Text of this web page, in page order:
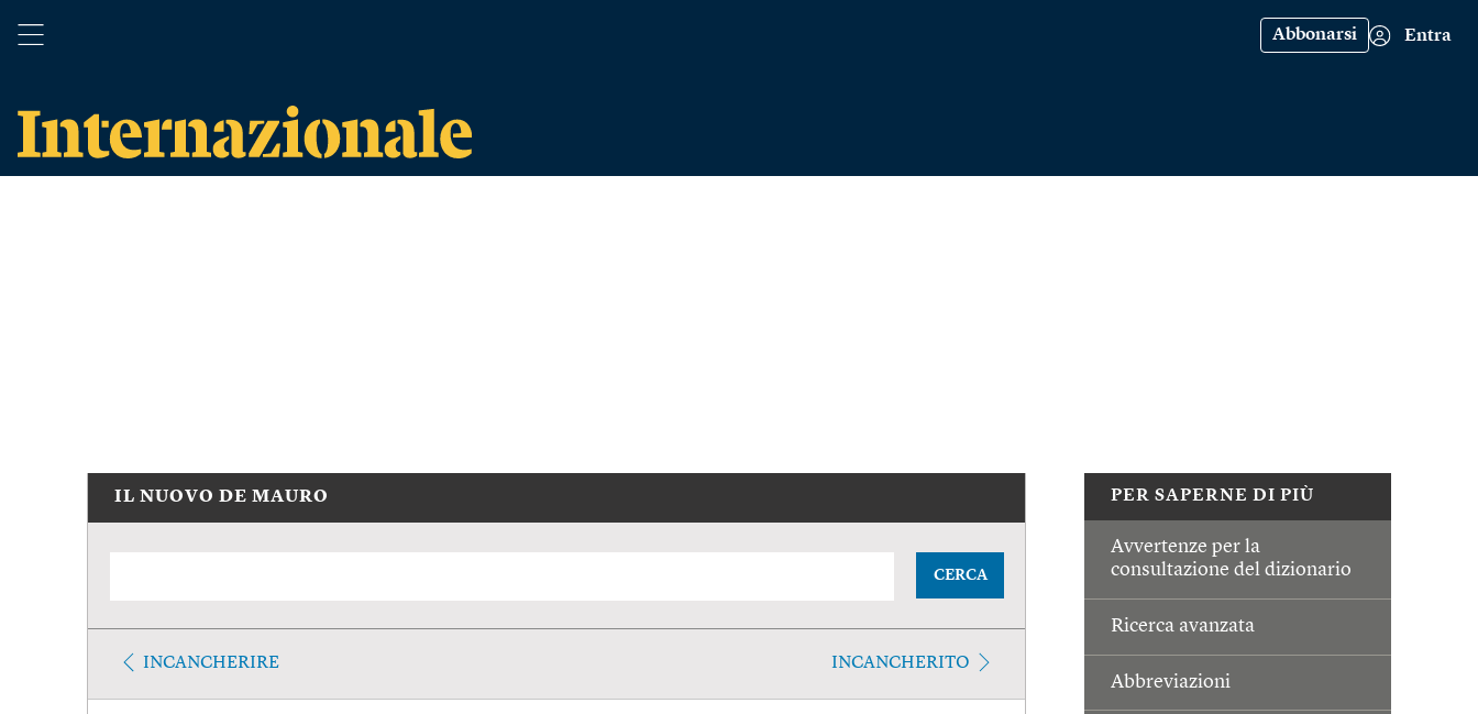
Abbonarsi Entra
PER SAPERNE DI PIÙ
Avvertenze per la
consultazione del dizionario
Ricerca avanzata
Abbreviazioni
IL NUOVO DE MAURO
CERCA
INCANCHERIRE INCANCHERITO